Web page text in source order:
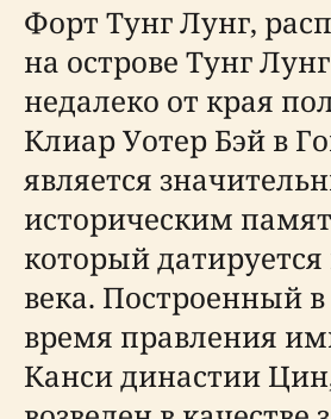
Форт Тунг Лунг,
на острове Тунг
недалеко от края
Клиар Уотер Бэй в
является
историческим
который
века. Построенный в
время правления
Канси династии